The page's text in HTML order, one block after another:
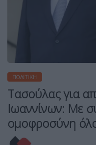
ΠΟΛΙΤΙΚΉ
Τασούλας για
Ιωαννίνων: Με
ομοφροσύνη